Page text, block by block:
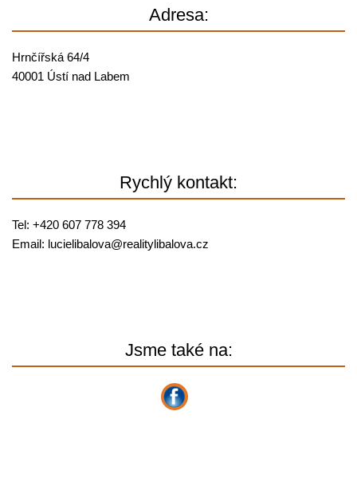
Adresa:
Hrnčířská 64/4
40001 Ústí nad Labem
Rychlý kontakt:
Tel: +420 607 778 394
Email: lucielibalova@realitylibalova.cz
Jsme také na: